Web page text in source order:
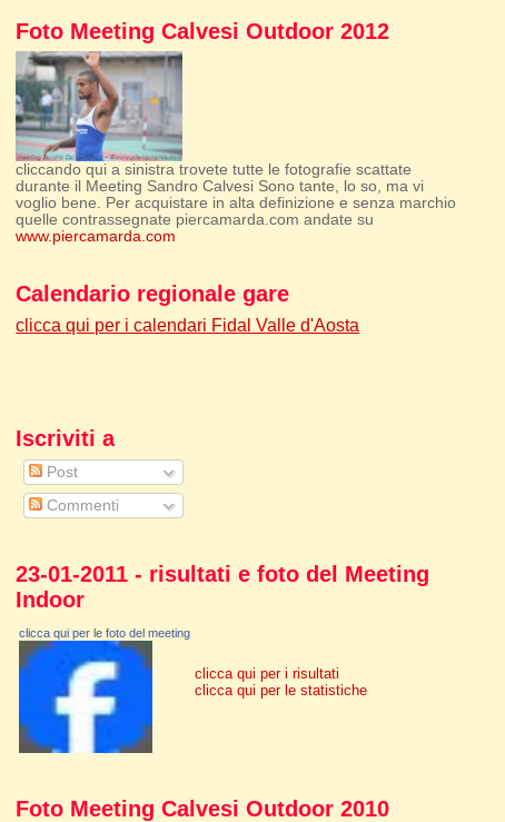
Foto Meeting Calvesi Outdoor 2012
cliccando qui a sinistra trovete tutte le fotografie scattate
durante il Meeting Sandro Calvesi Sono tante, lo so, ma vi
voglio bene. Per acquistare in alta definizione e senza marchio
quelle contrassegnate piercamarda.com andate su
www.piercamarda.com
Calendario regionale gare
clicca qui per i calendari Fidal Valle d'Aosta
Iscriviti a
Post
Commenti
23-01-2011 - risultati e foto del Meeting
Indoor
clicca qui per le foto del meeting
clicca qui per i risultati
clicca qui per le statistiche
Foto Meeting Calvesi Outdoor 2010